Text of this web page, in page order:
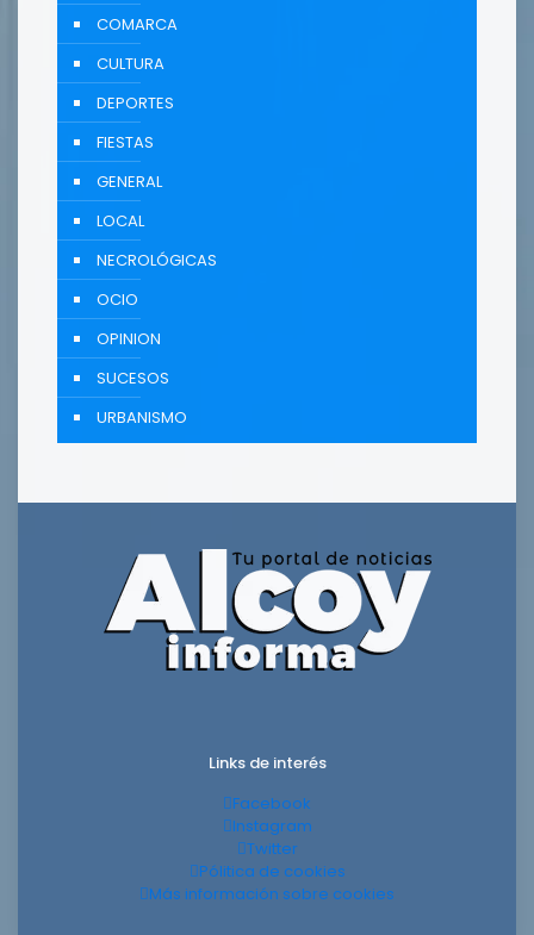
COMARCA
CULTURA
DEPORTES
FIESTAS
GENERAL
LOCAL
NECROLÓGICAS
OCIO
OPINION
SUCESOS
URBANISMO
Links de interés
Facebook
Instagram
Twitter
Pólitica de cookies
Más información sobre cookies